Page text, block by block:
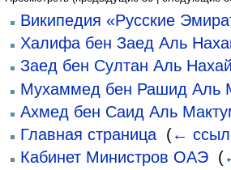
Википедия «Русские
Халифа бен Заед Аль
Заед бен Султан Аль
Мухаммед бен Рашид Аль
Ахмед бен Саид Аль
Главная страница‎ (←
Кабинет Министров ОАЭ‎ (